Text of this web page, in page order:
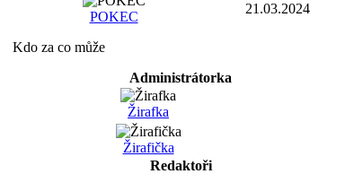
POKEC
21.03.2024
Kdo za co může
Administrátorka
Žirafka
Žirafička
Redaktoři